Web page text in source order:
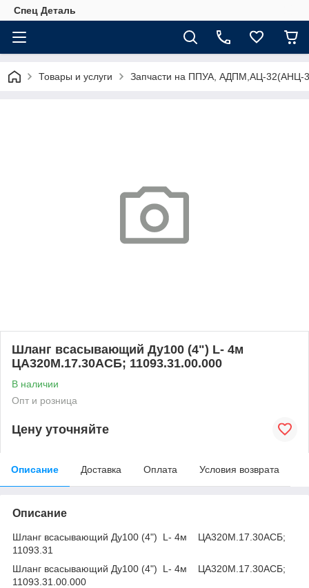
Спец Деталь
Товары и услуги Запчасти на ППУА, АДПМ,АЦ-32(АНЦ-
Шланг всасывающий Ду100 (4") L- 4м
ЦА320М.17.30АСБ; 11093.31.00.000
В наличии
Опт и розница
Цену уточняйте
Описание Доставка Оплата Условия возврата
Описание
Шланг всасывающий Ду100 (4") L- 4м ЦА320М.17.30АСБ;
11093.31
Шланг всасывающий Ду100 (4") L- 4м ЦА320М.17.30АСБ;
11093.31.00.000